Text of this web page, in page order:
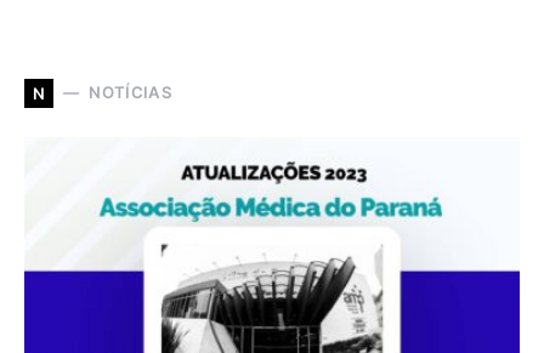
N NOTÍCIAS